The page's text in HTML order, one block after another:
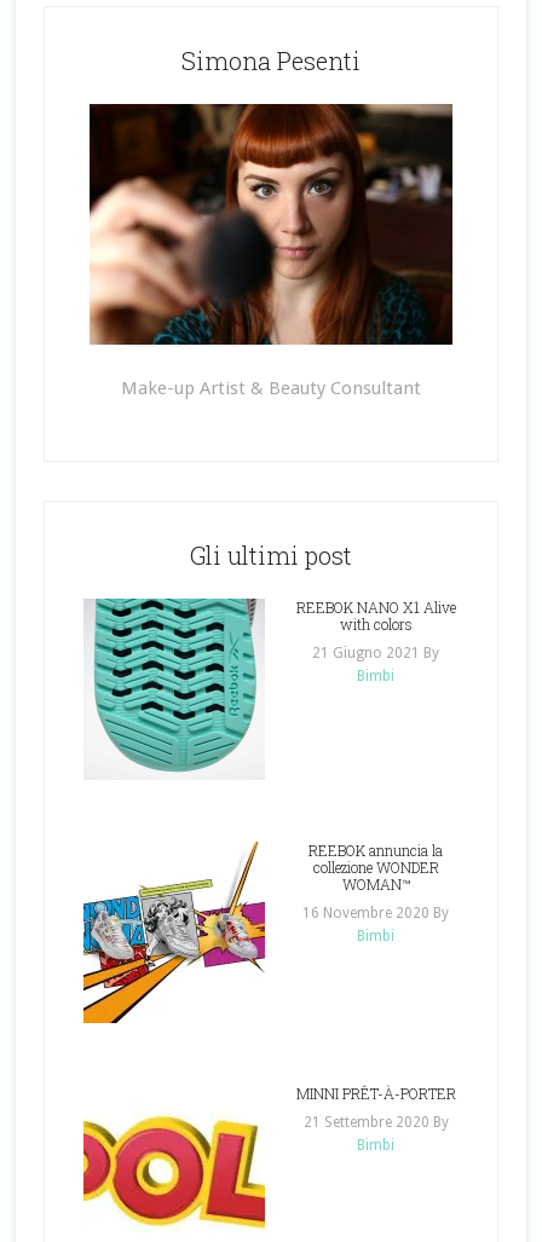
Simona Pesenti
Make-up Artist & Beauty Consultant
Gli ultimi post
REEBOK NANO X1 Alive
with colors
21 Giugno 2021
By
Bimbi
REEBOK annuncia la
collezione WONDER
WOMAN™
16 Novembre 2020 By
Bimbi
MINNI PRÊT-À-PORTER
21 Settembre 2020 By
Bimbi